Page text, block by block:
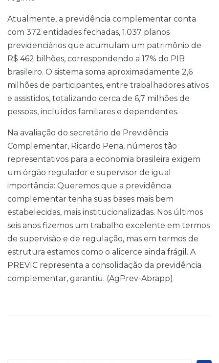
Atualmente, a previdência complementar conta
com 372 entidades fechadas, 1.037 planos
previdenciários que acumulam um patrimônio de
R$ 462 bilhões, correspondendo a 17% do PIB
brasileiro. O sistema soma aproximadamente 2,6
milhões de participantes, entre trabalhadores ativos
e assistidos, totalizando cerca de 6,7 milhões de
pessoas, incluídos familiares e dependentes.
Na avaliação do secretário de Previdência
Complementar, Ricardo Pena, números tão
representativos para a economia brasileira exigem
um órgão regulador e supervisor de igual
importância: Queremos que a previdência
complementar tenha suas bases mais bem
estabelecidas, mais institucionalizadas. Nos últimos
seis anos fizemos um trabalho excelente em termos
de supervisão e de regulação, mas em termos de
estrutura estamos como o alicerce ainda frágil. A
PREVIC representa a consolidação da previdência
complementar, garantiu. (AgPrev-Abrapp)